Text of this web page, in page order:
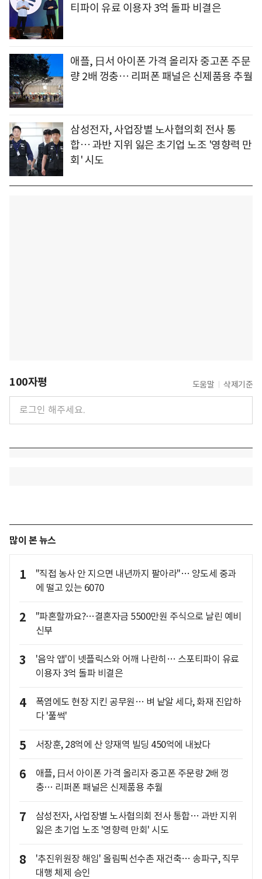
티파이 유료 이용자 3억 돌파 비결은
애플, 日서 아이폰 가격 올리자 중고폰 주문
량 2배 껑충… 리퍼폰 패널은 신제품용 추월
삼성전자, 사업장별 노사협의회 전사 통
합… 과반 지위 잃은 초기업 노조 '영향력 만
회' 시도
100자평 도움말 삭제기준
많이 본 뉴스
1
"직접 농사 안 지으면 내년까지 팔아라"… 양도세 중과
에 떨고 있는 6070
2
"파혼할까요?…결혼자금 5500만원 주식으로 날린 예비
신부
3
'음악 앱'이 넷플릭스와 어깨 나란히… 스포티파이 유료
이용자 3억 돌파 비결은
4
폭염에도 현장 지킨 공무원… 벼 낱알 세다, 화재 진압하
다 '풀썩'
5 서장훈, 28억에 산 양재역 빌딩 450억에 내놨다
6
애플, 日서 아이폰 가격 올리자 중고폰 주문량 2배 껑
충… 리퍼폰 패널은 신제품용 추월
7
삼성전자, 사업장별 노사협의회 전사 통합… 과반 지위
잃은 초기업 노조 '영향력 만회' 시도
8
'추진위원장 해임' 올림픽선수촌 재건축… 송파구, 직무
대행 체제 승인